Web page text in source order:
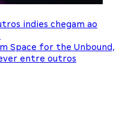
indies chegam ao
Space for the Unbound,
entre outros